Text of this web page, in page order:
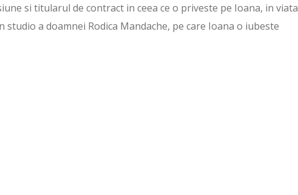
si titularul de contract in ceea ce o priveste pe Ioana, in viata
studio a doamnei Rodica Mandache, pe care Ioana o iubeste